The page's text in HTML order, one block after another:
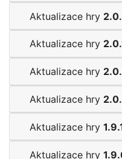
Aktualizace hry
Aktualizace hry
Aktualizace hry
Aktualizace hry
Aktualizace hry
Aktualizace hry